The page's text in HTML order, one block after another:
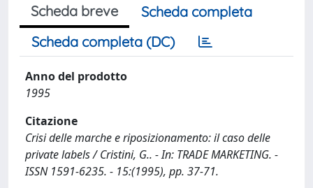
Scheda breve
Scheda completa
Scheda completa (DC)
Anno del prodotto
1995
Citazione
Crisi delle marche e riposizionamento: il caso delle
private labels / Cristini, G.. - In: TRADE MARKETING. -
ISSN 1591-6235. - 15:(1995), pp. 37-71.